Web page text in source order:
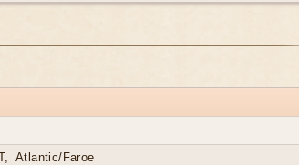
Atlantic/Faroe